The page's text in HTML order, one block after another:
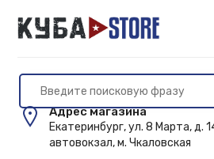
Адрес магазина
Екатеринбург, ул. 8 Марта, д.
автовокзал, м. Чкаловская